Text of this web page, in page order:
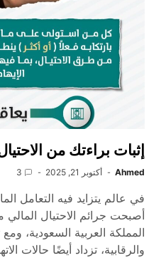
إثبات براءتك من
Ahmed أكتوبر 21, 2025 3
في عالم يتزايد فيه التعامل
أصبحت جرائم الاحتيال المالي
المملكة العربية السعودية،
والرقابية، تزداد أيضًا حالات